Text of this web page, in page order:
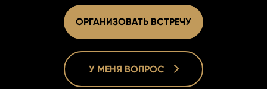
ОРГАНИЗОВАТЬ ВСТРЕЧУ
У МЕНЯ ВОПРОС